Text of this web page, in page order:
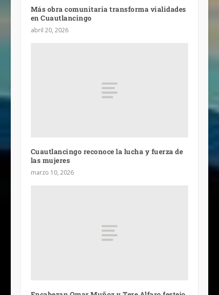
Más obra comunitaria transforma vialidades
en Cuautlancingo
abril 20, 2026
Cuautlancingo reconoce la lucha y fuerza de
las mujeres
marzo 10, 2026